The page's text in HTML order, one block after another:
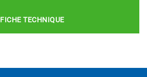
FICHE TECHNIQUE